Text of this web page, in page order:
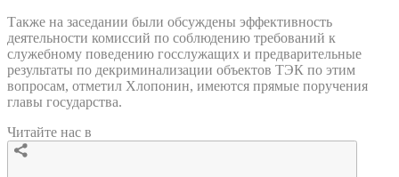
Также на заседании были обсуждены эффективность
деятельности комиссий по соблюдению требований к
служебному поведению госслужащих и предварительные
результаты по декриминализации объектов ТЭК по этим
вопросам, отметил Хлопонин, имеются прямые поручения
главы государства.
Читайте нас в